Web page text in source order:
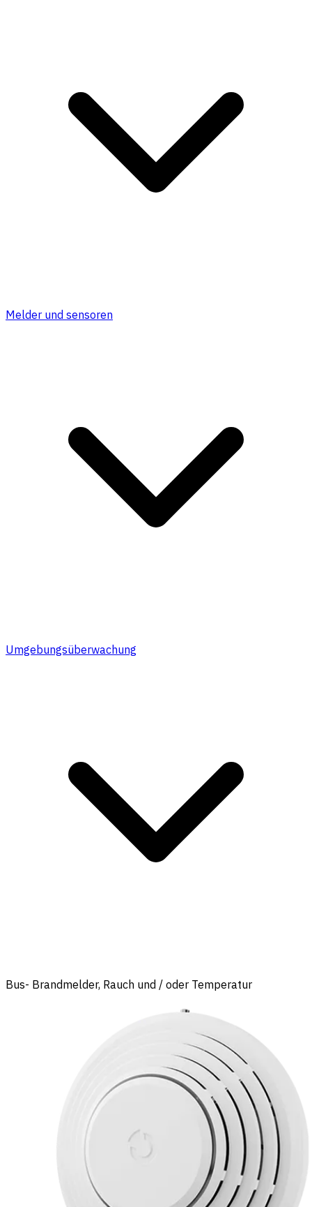
Melder und sensoren
Umgebungsüberwachung
Bus- Brandmelder, Rauch und / oder Temperatur